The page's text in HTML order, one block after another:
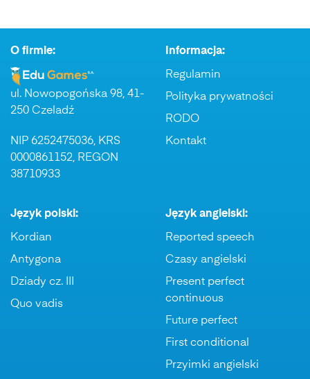
O firmie:
ul. Nowopogońska 98, 41-
250 Czeladź
NIP 6252475036, KRS
0000861152, REGON
38710933
Informacja:
Regulamin
Polityka prywatności
RODO
Kontakt
Język polski:
Kordian
Antygona
Dziady cz. III
Quo vadis
Język angielski:
Reported speech
Czasy angielski
Present perfect
continuous
Future perfect
First conditional
Przyimki angielski